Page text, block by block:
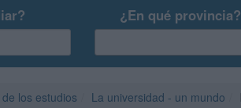
¿En qué provincia?
los estudios La universidad - un mundo